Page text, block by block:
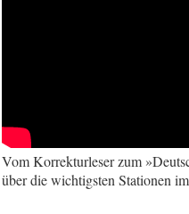
Vom Korrekturleser zum
über die wichtigsten Stationen